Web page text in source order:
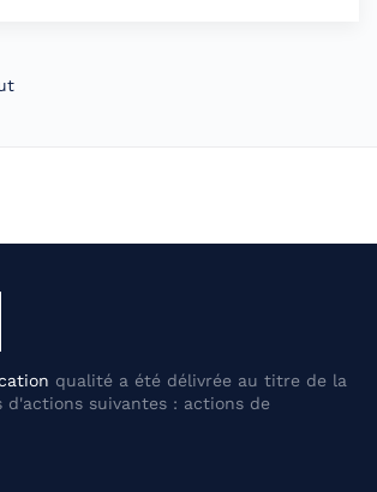
qualité a été délivrée au titre de la
d'actions suivantes : actions de